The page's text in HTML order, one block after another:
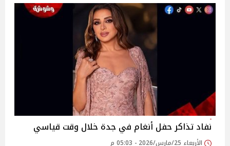
نفاد تذاكر حفل أنغام في جدة خلال وقت قياسي
الأربعاء 25/مارس/2026 - 05:03 م